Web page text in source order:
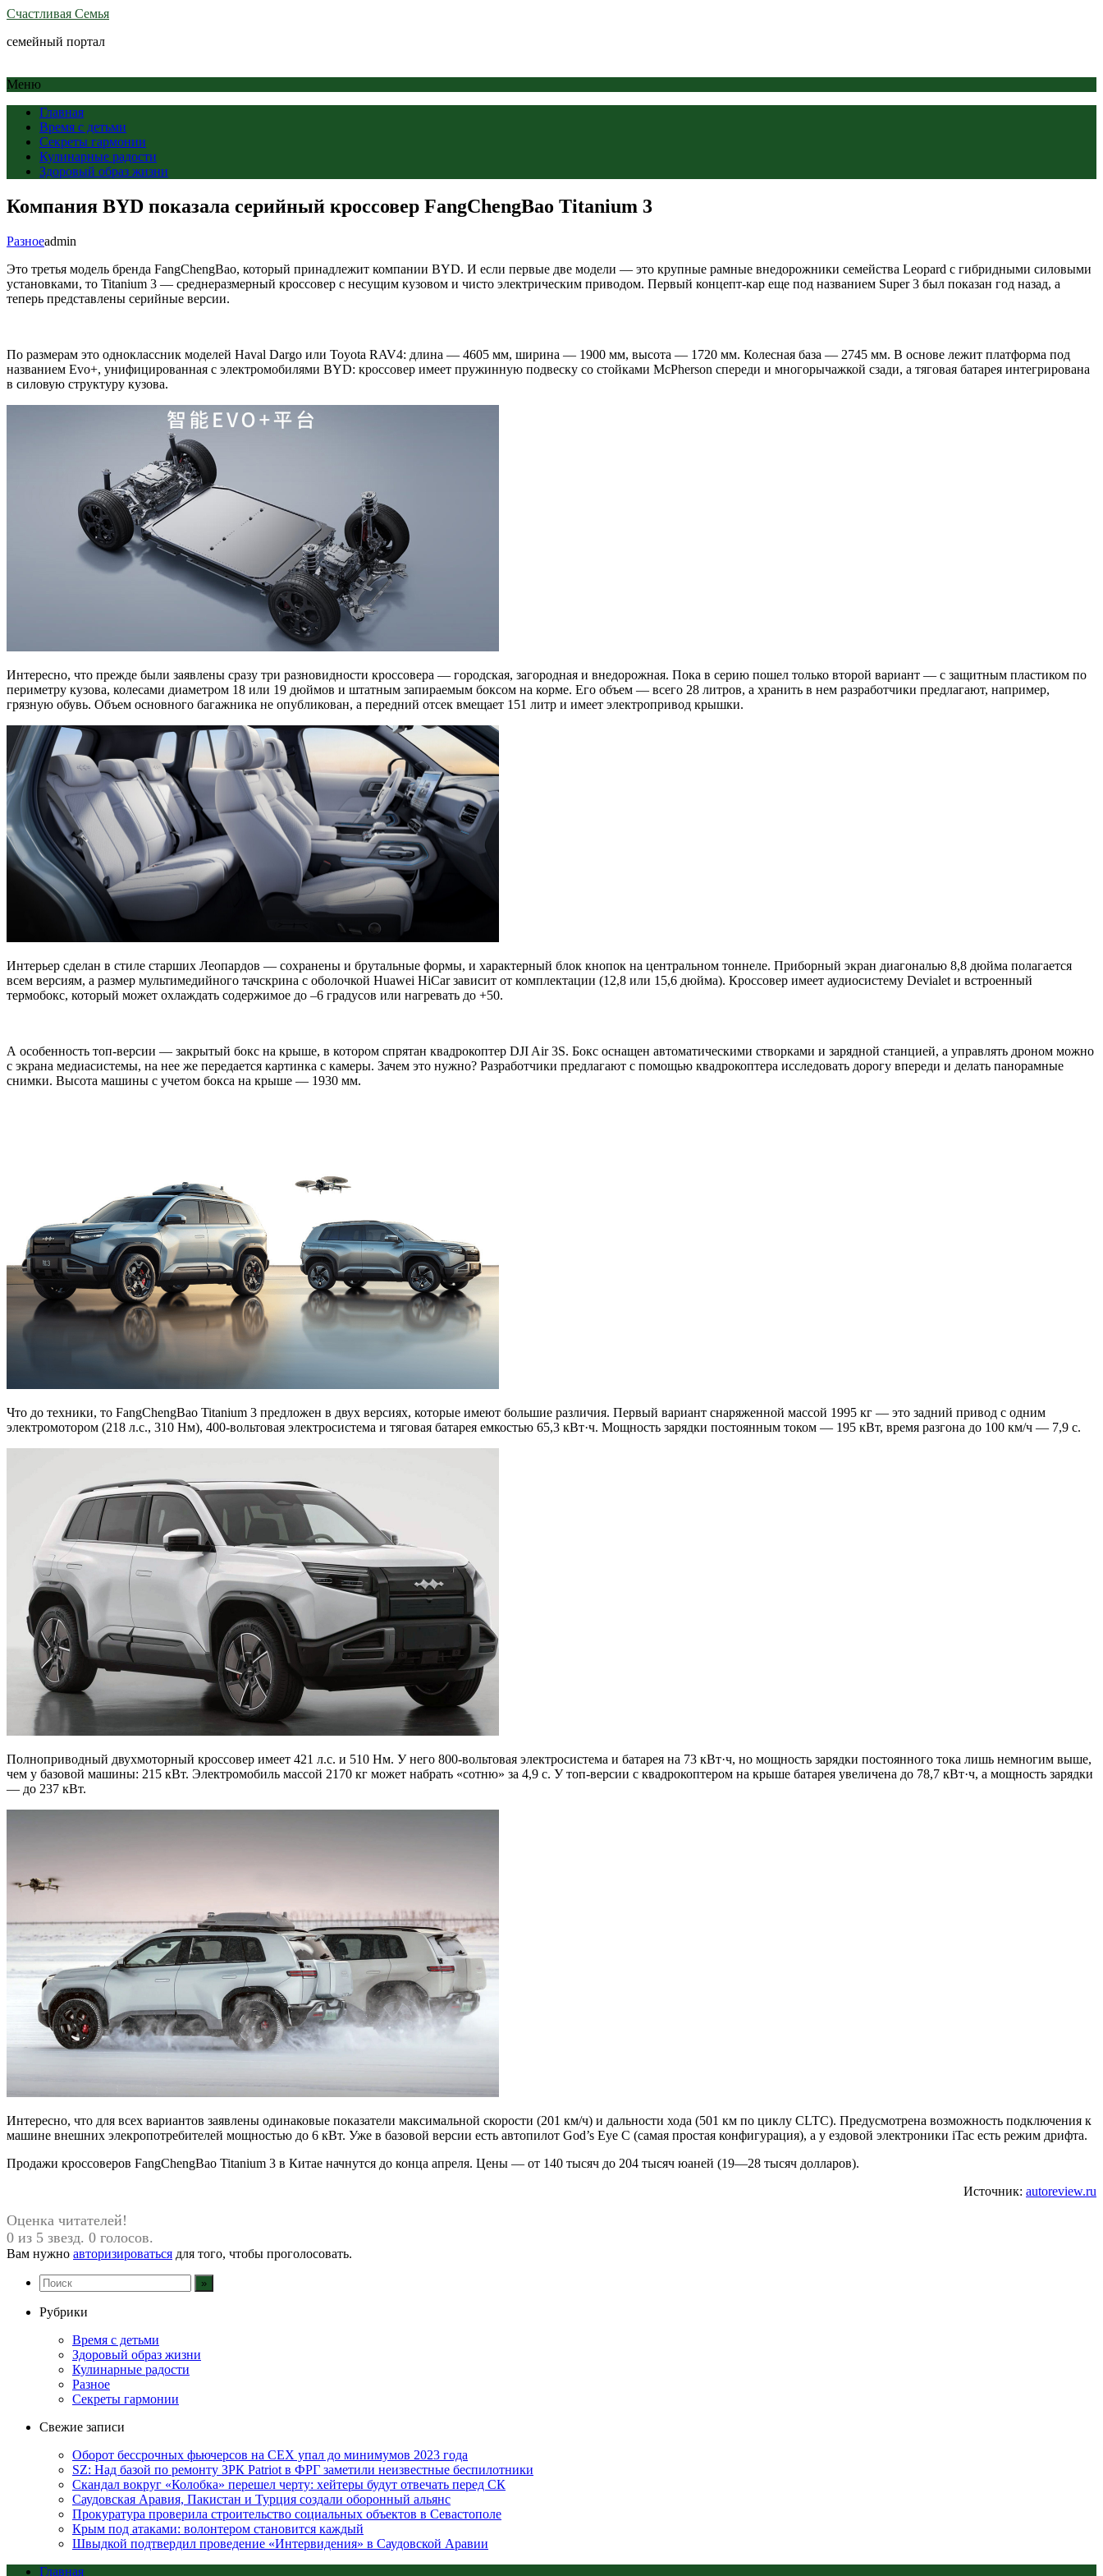
Счастливая Семья
семейный портал
Меню
Главная
Время с детьми
Секреты гармонии
Кулинарные радости
Здоровый образ жизни
Компания BYD показала серийный кроссовер FangChengBao Titanium 3
Разноеadmin
Это третья модель бренда FangChengBao, который принадлежит компании BYD. И если первые две модели — это крупные рамные внедорожники семейства Leopard с гибридными силовыми
установками, то Titanium 3 — среднеразмерный кроссовер с несущим кузовом и чисто электрическим приводом. Первый концепт-кар еще под названием Super 3 был показан год назад, а
теперь представлены серийные версии.
По размерам это одноклассник моделей Haval Dargo или Toyota RAV4: длина — 4605 мм, ширина — 1900 мм, высота — 1720 мм. Колесная база — 2745 мм. В основе лежит платформа под
названием Evo+, унифицированная с электромобилями BYD: кроссовер имеет пружинную подвеску со стойками McPherson спереди и многорычажкой сзади, а тяговая батарея интегрирована
в силовую структуру кузова.
Интересно, что прежде были заявлены сразу три разновидности кроссовера — городская, загородная и внедорожная. Пока в серию пошел только второй вариант — с защитным пластиком по
периметру кузова, колесами диаметром 18 или 19 дюймов и штатным запираемым боксом на корме. Его объем — всего 28 литров, а хранить в нем разработчики предлагают, например,
грязную обувь. Объем основного багажника не опубликован, а передний отсек вмещает 151 литр и имеет электропривод крышки.
Интерьер сделан в стиле старших Леопардов — сохранены и брутальные формы, и характерный блок кнопок на центральном тоннеле. Приборный экран диагональю 8,8 дюйма полагается
всем версиям, а размер мультимедийного тачскрина с оболочкой Huawei HiCar зависит от комплектации (12,8 или 15,6 дюйма). Кроссовер имеет аудиосистему Devialet и встроенный
термобокс, который может охлаждать содержимое до –6 градусов или нагревать до +50.
А особенность топ-версии — закрытый бокс на крыше, в котором спрятан квадрокоптер DJI Air 3S. Бокс оснащен автоматическими створками и зарядной станцией, а управлять дроном можно
с экрана медиасистемы, на нее же передается картинка с камеры. Зачем это нужно? Разработчики предлагают с помощью квадрокоптера исследовать дорогу впереди и делать панорамные
снимки. Высота машины с учетом бокса на крыше — 1930 мм.
Что до техники, то FangChengBao Titanium 3 предложен в двух версиях, которые имеют большие различия. Первый вариант снаряженной массой 1995 кг — это задний привод с одним
электромотором (218 л.с., 310 Нм), 400-вольтовая электросистема и тяговая батарея емкостью 65,3 кВт·ч. Мощность зарядки постоянным током — 195 кВт, время разгона до 100 км/ч — 7,9 с.
Полноприводный двухмоторный кроссовер имеет 421 л.с. и 510 Нм. У него 800-вольтовая электросистема и батарея на 73 кВт·ч, но мощность зарядки постоянного тока лишь немногим выше,
чем у базовой машины: 215 кВт. Электромобиль массой 2170 кг может набрать «сотню» за 4,9 с. У топ-версии с квадрокоптером на крыше батарея увеличена до 78,7 кВт·ч, а мощность зарядки
— до 237 кВт.
Интересно, что для всех вариантов заявлены одинаковые показатели максимальной скорости (201 км/ч) и дальности хода (501 км по циклу CLTC). Предусмотрена возможность подключения к
машине внешних элекропотребителей мощностью до 6 кВт. Уже в базовой версии есть автопилот God’s Eye C (самая простая конфигурация), а у ездовой электроники iTac есть режим дрифта.
Продажи кроссоверов FangChengBao Titanium 3 в Китае начнутся до конца апреля. Цены — от 140 тысяч до 204 тысяч юаней (19—28 тысяч долларов).
Источник: autoreview.ru
Оценка читателей!
0 из 5 звезд. 0 голосов.
Вам нужно авторизироваться для того, чтобы проголосовать.
Рубрики
Время с детьми
Здоровый образ жизни
Кулинарные радости
Разное
Секреты гармонии
Свежие записи
Оборот бессрочных фьючерсов на CEX упал до минимумов 2023 года
SZ: Над базой по ремонту ЗРК Patriot в ФРГ заметили неизвестные беспилотники
Скандал вокруг «Колобка» перешел черту: хейтеры будут отвечать перед СК
Саудовская Аравия, Пакистан и Турция создали оборонный альянс
Прокуратура проверила строительство социальных объектов в Севастополе
Крым под атаками: волонтером становится каждый
Швыдкой подтвердил проведение «Интервидения» в Саудовской Аравии
Главная